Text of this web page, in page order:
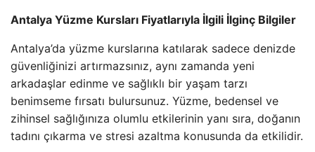
Antalya Yüzme Kursları Fiyatlarıyla İlgili İlginç Bilgiler
Antalya’da yüzme kurslarına katılarak sadece denizde
güvenliğinizi artırmazsınız, aynı zamanda yeni
arkadaşlar edinme ve sağlıklı bir yaşam tarzı
benimseme fırsatı bulursunuz. Yüzme, bedensel ve
zihinsel sağlığınıza olumlu etkilerinin yanı sıra, doğanın
tadını çıkarma ve stresi azaltma konusunda da etkilidir.